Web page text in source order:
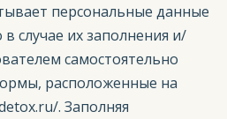
персональные данные
случае их заполнения и/
самостоятельно
расположенные на
. Заполняя